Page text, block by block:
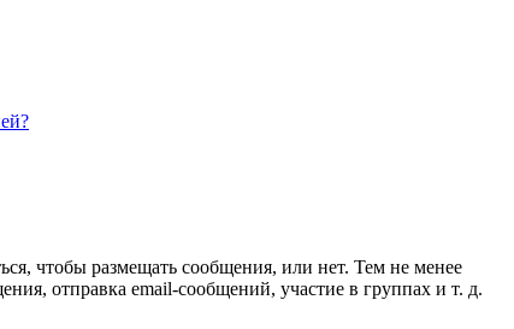
чтобы размещать сообщения, или нет. Тем не менее
отправка email-сообщений, участие в группах и т. д.